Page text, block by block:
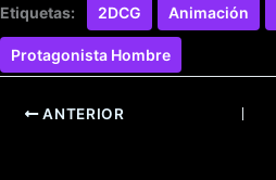
Etiquetas: 2DCG Animación
Protagonista Hombre
ANTERIOR